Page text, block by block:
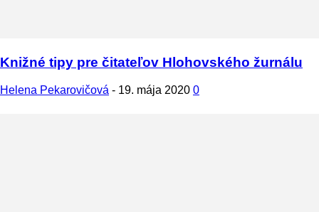
Knižné tipy pre čitateľov Hlohovského žurnálu
Helena Pekarovičová - 19. mája 2020 0